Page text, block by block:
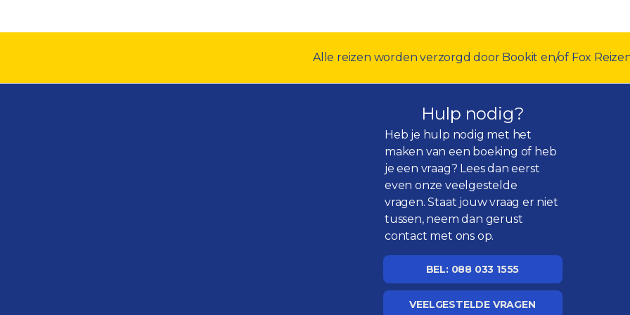
Alle reizen worden verzorgd door Bookit en/of Fox
Hulp nodig?
Heb je hulp nodig met het
maken van een boeking of heb
je een vraag? Lees dan eerst
even onzeveelgestelde
vragen. Staat jouw vraag er niet
tussen, neem dan gerust
contact met ons op.
BEL: 088 033 1555
VEELGESTELDE VRAGEN